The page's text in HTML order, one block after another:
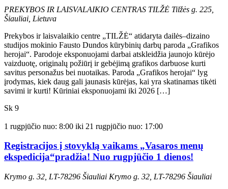
PREKYBOS IR LAISVALAIKIO CENTRAS TILŽĖ Tilžės g. 225,
Šiauliai, Lietuva
Prekybos ir laisvalaikio centre „TILŽĖ“ atidaryta dailės–dizaino
studijos mokinio Fausto Dundos kūrybinių darbų paroda „Grafikos
herojai“. Parodoje eksponuojami darbai atskleidžia jaunojo kūrėjo
vaizduotę, originalų požiūrį ir gebėjimą grafikos darbuose kurti
savitus personažus bei nuotaikas. Paroda „Grafikos herojai“ lyg
įrodymas, kiek daug gali jaunasis kūrėjas, kai yra skatinamas tikėti
savimi ir kurti! Kūriniai eksponuojami iki 2026 […]
Sk 9
1 rugpjūčio nuo: 8:00 iki 21 rugpjūčio nuo: 17:00
Registracijos į stovyklą vaikams „Vasaros menų
ekspedicija“pradžia! Nuo rugpjūčio 1 dienos!
Krymo g. 32, LT-78296 Šiauliai Krymo g. 32, LT-78296 Šiauliai